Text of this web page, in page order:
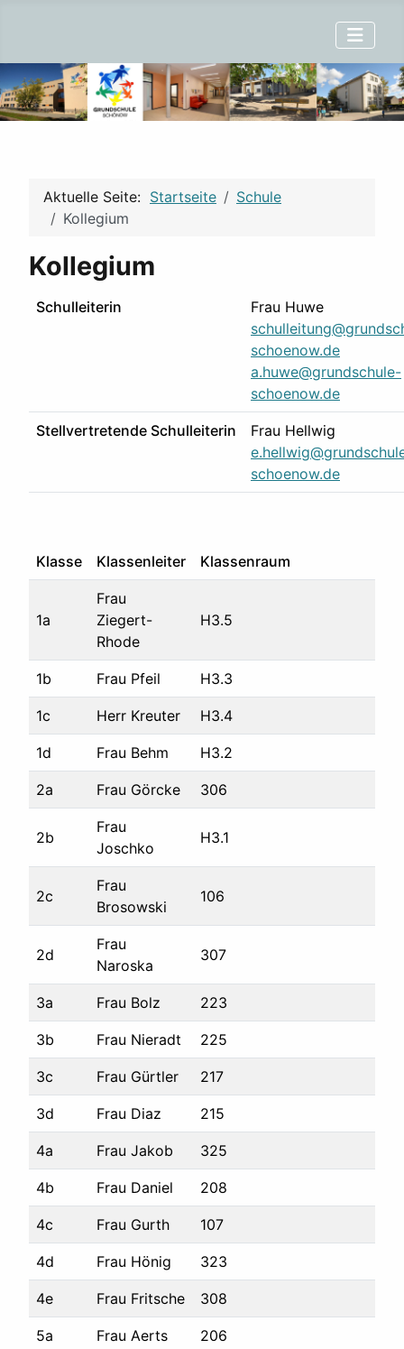
Aktuelle Seite: Startseite
Schule
Kollegium
Kollegium
Schulleiterin
Frau Huwe
schoenow.de
a.huwe@grundschule-
schoenow.de
Stellvertretende Schulleiterin
Frau Hellwig
schoenow.de
Klasse Klassenleiter Klassenraum
1a
Frau
Ziegert-
Rhode
H3.5
1b Frau Pfeil H3.3
1c Herr Kreuter H3.4
1d Frau Behm H3.2
2a Frau Görcke 306
2b
Frau
Joschko
H3.1
2c
Frau
Brosowski
106
2d
Frau
Naroska
307
3a Frau Bolz 223
3b Frau Nieradt 225
3c Frau Gürtler 217
3d Frau Diaz 215
4a Frau Jakob 325
4b Frau Daniel 208
4c Frau Gurth 107
4d Frau Hönig 323
4e Frau Fritsche 308
5a Frau Aerts 206